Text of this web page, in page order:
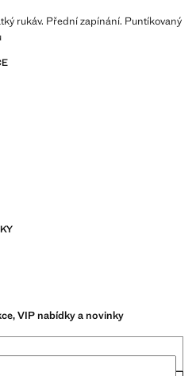
rukáv. Přední zapínání. Puntíkovaný
VIP nabídky a novinky